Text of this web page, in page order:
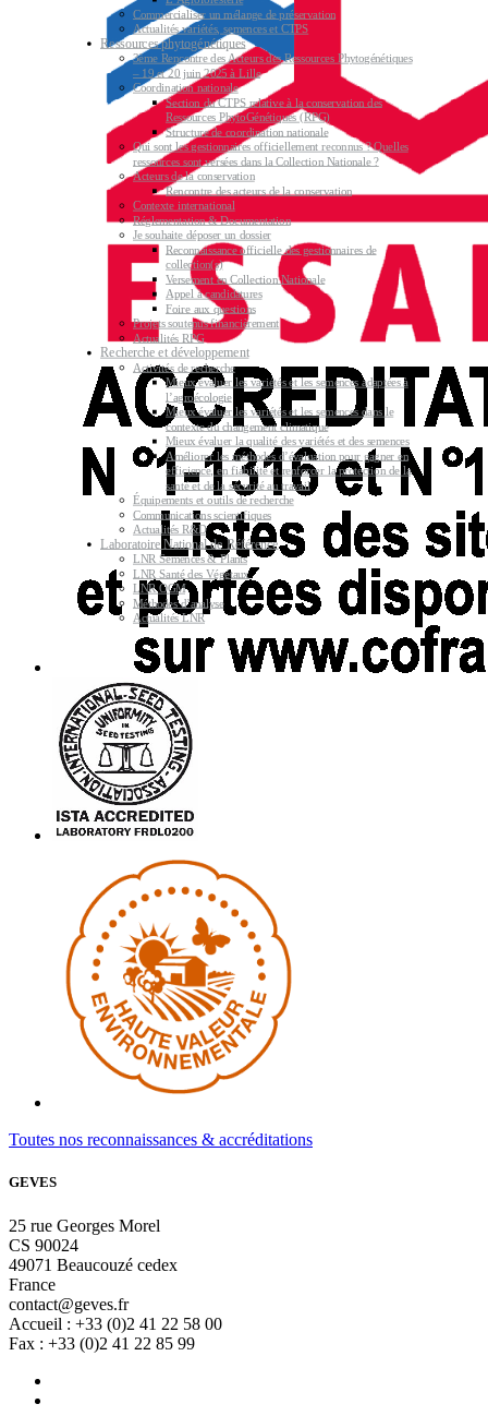
Toutes nos reconnaissances & accréditations
GEVES
25 rue Georges Morel
CS 90024
49071 Beaucouzé cedex
France
contact@geves.fr
Accueil : +33 (0)2 41 22 58 00
Fax : +33 (0)2 41 22 85 99
Commercialiser un mélange de préservation
Actualités variétés, semences et CTPS
Ressources phytogénétiques
3ème Rencontre des Acteurs des Ressources Phytogénétiques
– 19 et 20 juin 2025 à Lille
Coordination nationale
Section du CTPS relative à la conservation des
Ressources PhytoGénétiques (RPG)
Structure de coordination nationale
Qui sont les gestionnaires officiellement reconnus ? Quelles
ressources sont versées dans la Collection Nationale ?
Acteurs de la conservation
Rencontre des acteurs de la conservation
Contexte international
Réglementation & Documentation
Je souhaite déposer un dossier
Reconnaissance officielle des gestionnaires de
collection(s)
Versement en Collection Nationale
Appel à candidatures
Foire aux questions
Projets soutenus financièrement
Actualités RPG
Recherche et développement
Activités de recherche
Mieux évaluer les variétés et les semences adaptées à
l’agroécologie
Mieux évaluer les variétés et les semences dans le
contexte du changement climatique
Mieux évaluer la qualité des variétés et des semences
Améliorer les méthodes d’évaluation pour gagner en
efficience, en fiabilité et renforcer la protection de la
santé et de la sécurité au travail
Équipements et outils de recherche
Communications scientifiques
Actualités R&D
Laboratoire National de Référence
LNR Semences & Plants
LNR Santé des Végétaux
LNR OGM
Méthodes d’analyse
Actualités LNR